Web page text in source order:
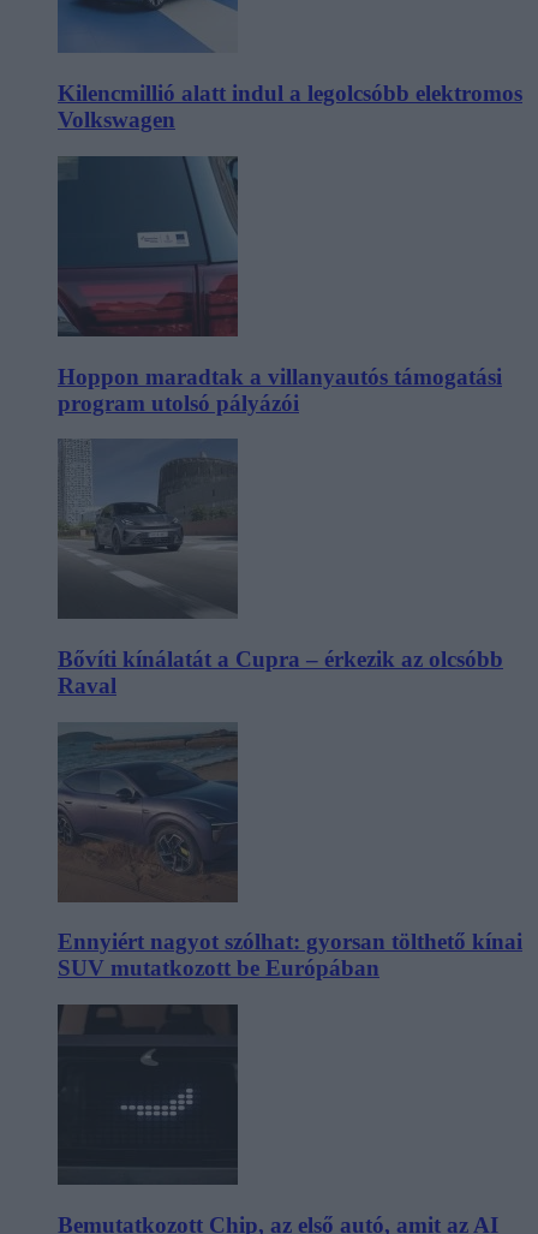
Kilencmillió alatt indul a legolcsóbb elektromos
Volkswagen
Hoppon maradtak a villanyautós támogatási
program utolsó pályázói
Bővíti kínálatát a Cupra – érkezik az olcsóbb
Raval
Ennyiért nagyot szólhat: gyorsan tölthető kínai
SUV mutatkozott be Európában
Bemutatkozott Chip, az első autó, amit az AI